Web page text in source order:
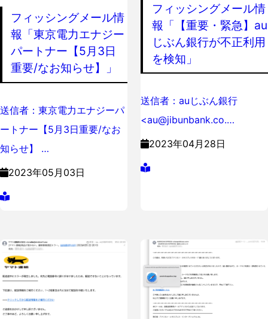
フィッシングメール情
報「東京電力エナジー
パートナー【5月3日
重要/なお知らせ】」
送信者：東京電力エナジーパ
ートナー【5月3日重要/なお
知らせ】 …
2023年05月03日
フィッシングメール情
報「【重要・緊急】au
じぶん銀行が不正利用
を検知」
送信者：auじぶん銀行
<au@jibunbank.co.…
2023年04月28日